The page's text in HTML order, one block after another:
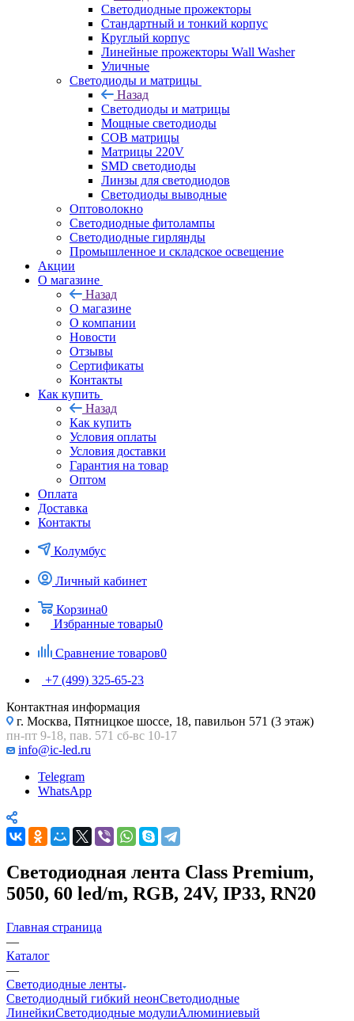
Светодиодные прожекторы
Стандартный и тонкий корпус
Круглый корпус
Линейные прожекторы Wall Washer
Уличные
Светодиоды и матрицы
Назад
Светодиоды и матрицы
Мощные светодиоды
COB матрицы
Матрицы 220V
SMD светодиоды
Линзы для светодиодов
Светодиоды выводные
Оптоволокно
Светодиодные фитолампы
Светодиодные гирлянды
Промышленное и складское освещение
Акции
О магазине
Назад
О магазине
О компании
Новости
Отзывы
Сертификаты
Контакты
Как купить
Назад
Как купить
Условия оплаты
Условия доставки
Гарантия на товар
Оптом
Оплата
Доставка
Контакты
Колумбус
Личный кабинет
Корзина0
Избранные товары0
Сравнение товаров0
+7 (499) 325-65-23
Контактная информация
г. Москва, Пятницкое шоссе, 18, павильон 571 (3 этаж)
пн-пт 9-18, пав. 571 сб-вс 10-17
info@ic-led.ru
Telegram
WhatsApp
Светодиодная лента Class Premium,
5050, 60 led/m, RGB, 24V, IP33, RN20
Главная страница
—
Каталог
—
Светодиодные ленты
Светодиодный гибкий неонСветодиодные
ЛинейкиСветодиодные модулиАлюминиевый